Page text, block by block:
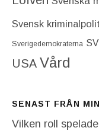
Svensk
Sverigedemokraterna
USA Vård
SENAST FRÅN
Vilken roll